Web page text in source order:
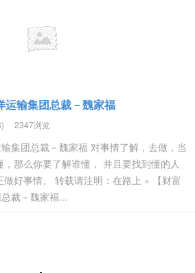
运输集团总裁－魏家福
2347浏览
集团总裁－魏家福 对事情了解，去做，当
那么你要了解谁懂， 并且要找到懂的人
好事情。 转载请注明：在路上 » 【财富
裁－魏家福...